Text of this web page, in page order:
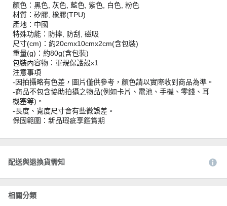
顏色：黑色, 灰色, 藍色, 紫色, 白色, 粉色
材質：矽膠, 橡膠(TPU)
產地：中國
特殊功能：防摔, 防刮, 磁吸
尺寸(cm)：約20cmx10cmx2cm(含包裝)
重量(g)：約80g(含包裝)
包裝內容物：軍規保護殼x1
注意事項
-因拍攝略有色差，圖片僅供參考，顏色請以實際收到商品為準。
-商品不包含協助拍攝之物品(例如卡片、電池、手機、零錢、耳
機塞等)。
-長度、寬度尺寸會有些微誤差。
保固範圍：新品瑕疵享鑑賞期
配送與退換貨需知
相關分類